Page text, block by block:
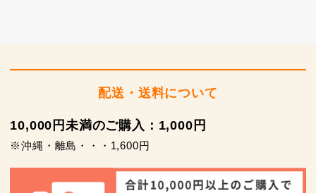
配送・送料について
10,000円未満のご購入：1,000円
※沖縄・離島・・・1,600円